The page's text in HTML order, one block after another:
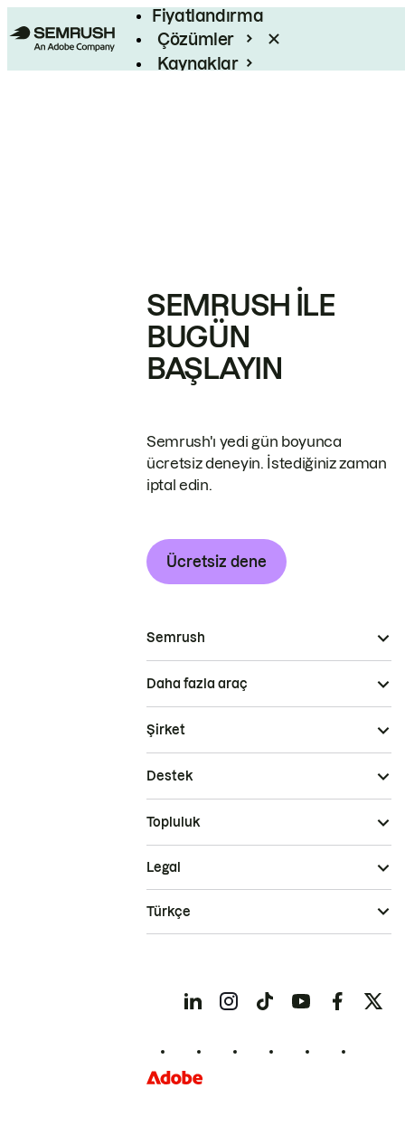
Fiyatlandırma
Çözümler
Kaynaklar
SEMRUSH ILE
BUGÜN
BAŞLAYIN
Semrush'ı yedi gün boyunca
ücretsiz deneyin. İstediğiniz zaman
iptal edin.
Ücretsiz dene
Semrush
Daha fazla araç
Şirket
Destek
Topluluk
Legal
Türkçe